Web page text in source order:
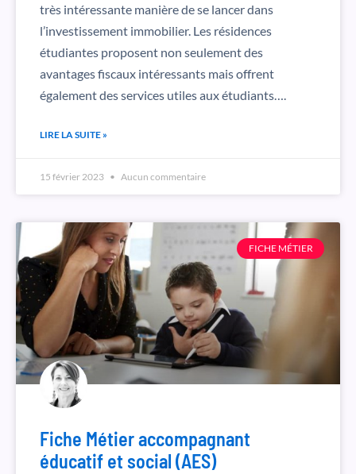
très intéressante manière de se lancer dans
l’investissement immobilier. Les résidences
étudiantes proposent non seulement des
avantages fiscaux intéressants mais offrent
également des services utiles aux étudiants….
LIRE LA SUITE »
15 février 2023 Aucun commentaire
FICHE MÉTIER
Fiche Métier accompagnant
éducatif et social (AES)